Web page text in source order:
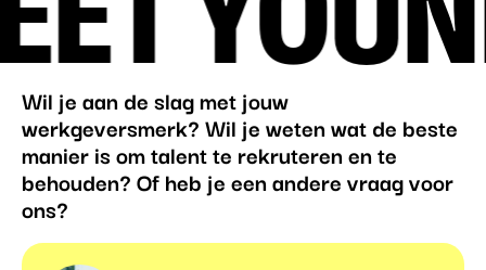
Wil je aan de slag met jouw
werkgeversmerk? Wil je weten wat de beste
manier is om talent te rekruteren en te
behouden? Of heb je een andere vraag voor
ons?